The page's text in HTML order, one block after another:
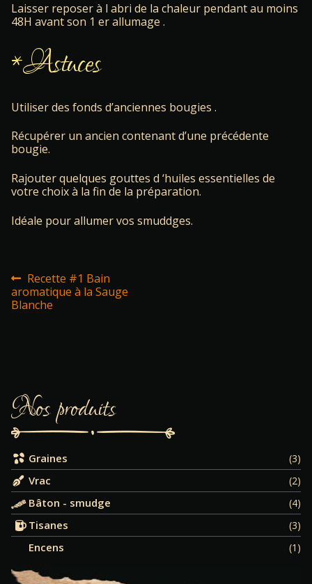
Laisser reposer à l abri de la chaleur pendant au moins
48H avant son 1 er allumage .
*Astuces
Utiliser des fonds d’anciennes bougies .
Récupérer un ancien contenant d’une précédente
bougie.
Rajouter quelques gouttes d ‘huiles essentielles de
votre choix à la fin de la préparation.
Idéale pour allumer vos smuddges.
Navigation
Article
précédent :
Recette #1 Bain
aromatique à la Sauge
Blanche
Nos produits
Graines (3)
Vrac (2)
Bâton - smudge (4)
Tisanes (3)
Encens (1)